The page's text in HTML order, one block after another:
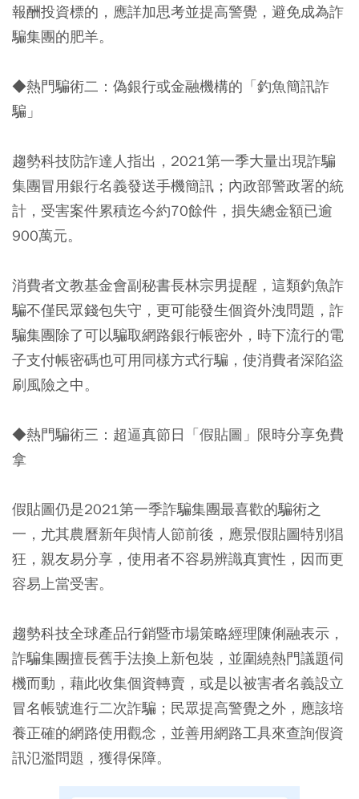
報酬投資標的，應詳加思考並提高警覺，避免成為詐
騙集團的肥羊。
◆熱門騙術二：偽銀行或金融機構的「釣魚簡訊詐
騙」
趨勢科技防詐達人指出，2021第一季大量出現詐騙
集團冒用銀行名義發送手機簡訊；內政部警政署的統
計，受害案件累積迄今約70餘件，損失總金額已逾
900萬元。
消費者文教基金會副秘書長林宗男提醒，這類釣魚詐
騙不僅民眾錢包失守，更可能發生個資外洩問題，詐
騙集團除了可以騙取網路銀行帳密外，時下流行的電
子支付帳密碼也可用同樣方式行騙，使消費者深陷盜
刷風險之中。
◆熱門騙術三：超逼真節日「假貼圖」限時分享免費
拿
假貼圖仍是2021第一季詐騙集團最喜歡的騙術之
一，尤其農曆新年與情人節前後，應景假貼圖特別猖
狂，親友易分享，使用者不容易辨識真實性，因而更
容易上當受害。
趨勢科技全球產品行銷暨市場策略經理陳俐融表示，
詐騙集團擅長舊手法換上新包裝，並圍繞熱門議題伺
機而動，藉此收集個資轉賣，或是以被害者名義設立
冒名帳號進行二次詐騙；民眾提高警覺之外，應該培
養正確的網路使用觀念，並善用網路工具來查詢假資
訊氾濫問題，獲得保障。